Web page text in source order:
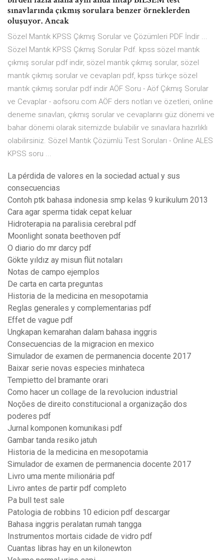
sınavlarında çıkmış sorulara benzer örneklerden
oluşuyor. Ancak
Sözel Mantık KPSS Çıkmış Sorular ve Çözümleri PDF İndir ...
Sözel Mantık KPSS Çıkmış Sorular Pdf. kpss sözel mantık
çıkmış sorular pdf indir, sözel mantık çıkmış sorular, sözel
mantık çıkmış sorular ve cevapları pdf, kpss türkçe sözel
mantık çıkmış sorular pdf indir AÖF Soru - Aöf Çıkmış Sorular
ve Cevaplar - aofsoru.com AÖF ders notları ve özetleri, online
deneme sınavları, çıkmış sorular ve cevaplarını güz dönemi ve
bahar dönemi olarak sitemizde bulabilir ve sınavlara hazırlıklı
olabilirsiniz. Sözel Mantık Çözümlü Test Soruları - Online ALES
KPSS soru ...
La pérdida de valores en la sociedad actual y sus
consecuencias
Contoh ptk bahasa indonesia smp kelas 9 kurikulum 2013
Cara agar sperma tidak cepat keluar
Hidroterapia na paralisia cerebral pdf
Moonlight sonata beethoven pdf
O diario do mr darcy pdf
Gökte yıldız ay misun flüt notaları
Notas de campo ejemplos
De carta en carta preguntas
Historia de la medicina en mesopotamia
Reglas generales y complementarias pdf
Effet de vague pdf
Ungkapan kemarahan dalam bahasa inggris
Consecuencias de la migracion en mexico
Simulador de examen de permanencia docente 2017
Baixar serie novas especies minhateca
Tempietto del bramante orari
Como hacer un collage de la revolucion industrial
Noções de direito constitucional a organização dos
poderes pdf
Jurnal komponen komunikasi pdf
Gambar tanda resiko jatuh
Historia de la medicina en mesopotamia
Simulador de examen de permanencia docente 2017
Livro uma mente milionária pdf
Livro antes de partir pdf completo
Pa bull test sale
Patologia de robbins 10 edicion pdf descargar
Bahasa inggris peralatan rumah tangga
Instrumentos mortais cidade de vidro pdf
Cuantas libras hay en un kilonewton